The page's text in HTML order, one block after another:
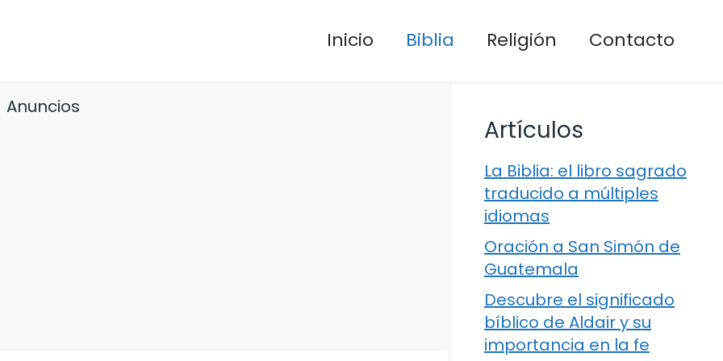
Inicio Biblia Religión Contacto
Anuncios
Artículos
La Biblia: el libro sagrado
traducido a múltiples
idiomas
Oración a San Simón de
Guatemala
Descubre el significado
bíblico de Aldair y su
importancia en la fe